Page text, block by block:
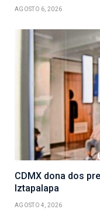
AGOSTO 6, 2026
CDMX dona dos
Iztapalapa
AGOSTO 4, 2026